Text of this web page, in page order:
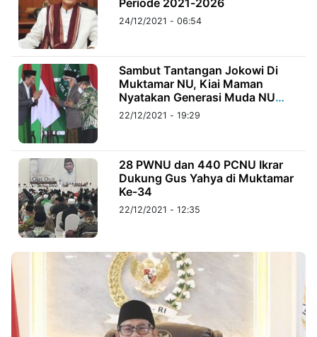
PT.
Kabarbaru
Media
Holding
Periode 2021-2026
24/12/2021 - 06:54
Sambut Tantangan Jokowi Di
Muktamar NU, Kiai Maman
Nyatakan Generasi Muda NU
Siap
22/12/2021 - 19:29
28 PWNU dan 440 PCNU Ikrar
Dukung Gus Yahya di Muktamar
Ke-34
22/12/2021 - 12:35